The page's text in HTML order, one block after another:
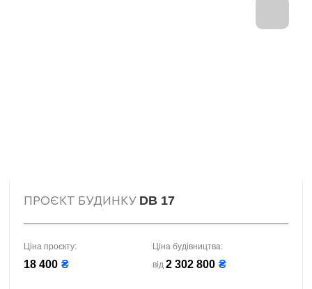
ПРОЄКТ БУДИНКУ DB 17
Ціна проєкту:
18 400 ₴
Ціна будівництва:
від 2 302 800 ₴